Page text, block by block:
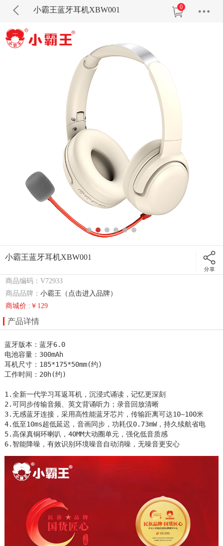
小霸王蓝牙耳机XBW001 0
小霸王蓝牙耳机XBW001
商品编码：V72933
商品品牌：小霸王（点击进入品牌）
商城价 :￥129
产品详情
蓝牙版本：蓝牙6.0
电池容量：300mAh
耳机尺寸：185*175*50mm(约)
工作时间：20h(约)
1.全新一代学习耳返耳机，沉浸式诵读，记忆更深刻
2.可同步传输音频、英文背诵听力；录音回放清晰
3.无感蓝牙连接，采用高性能蓝牙芯片，传输距离可达10~100米
4.低至10ms超低延迟，音画同步，功耗仅0.73mW，持久续航省电
5.高保真铜环喇叭，40MM大动圈单元，强化低音质感
6.智能降噪，有效识别环境噪音自动消噪，无噪音更安心